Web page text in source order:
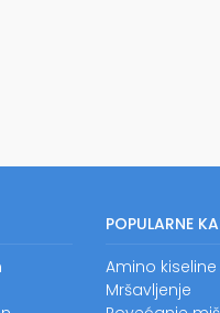
POPULARNE
Amino kiseline
Mršavljenje